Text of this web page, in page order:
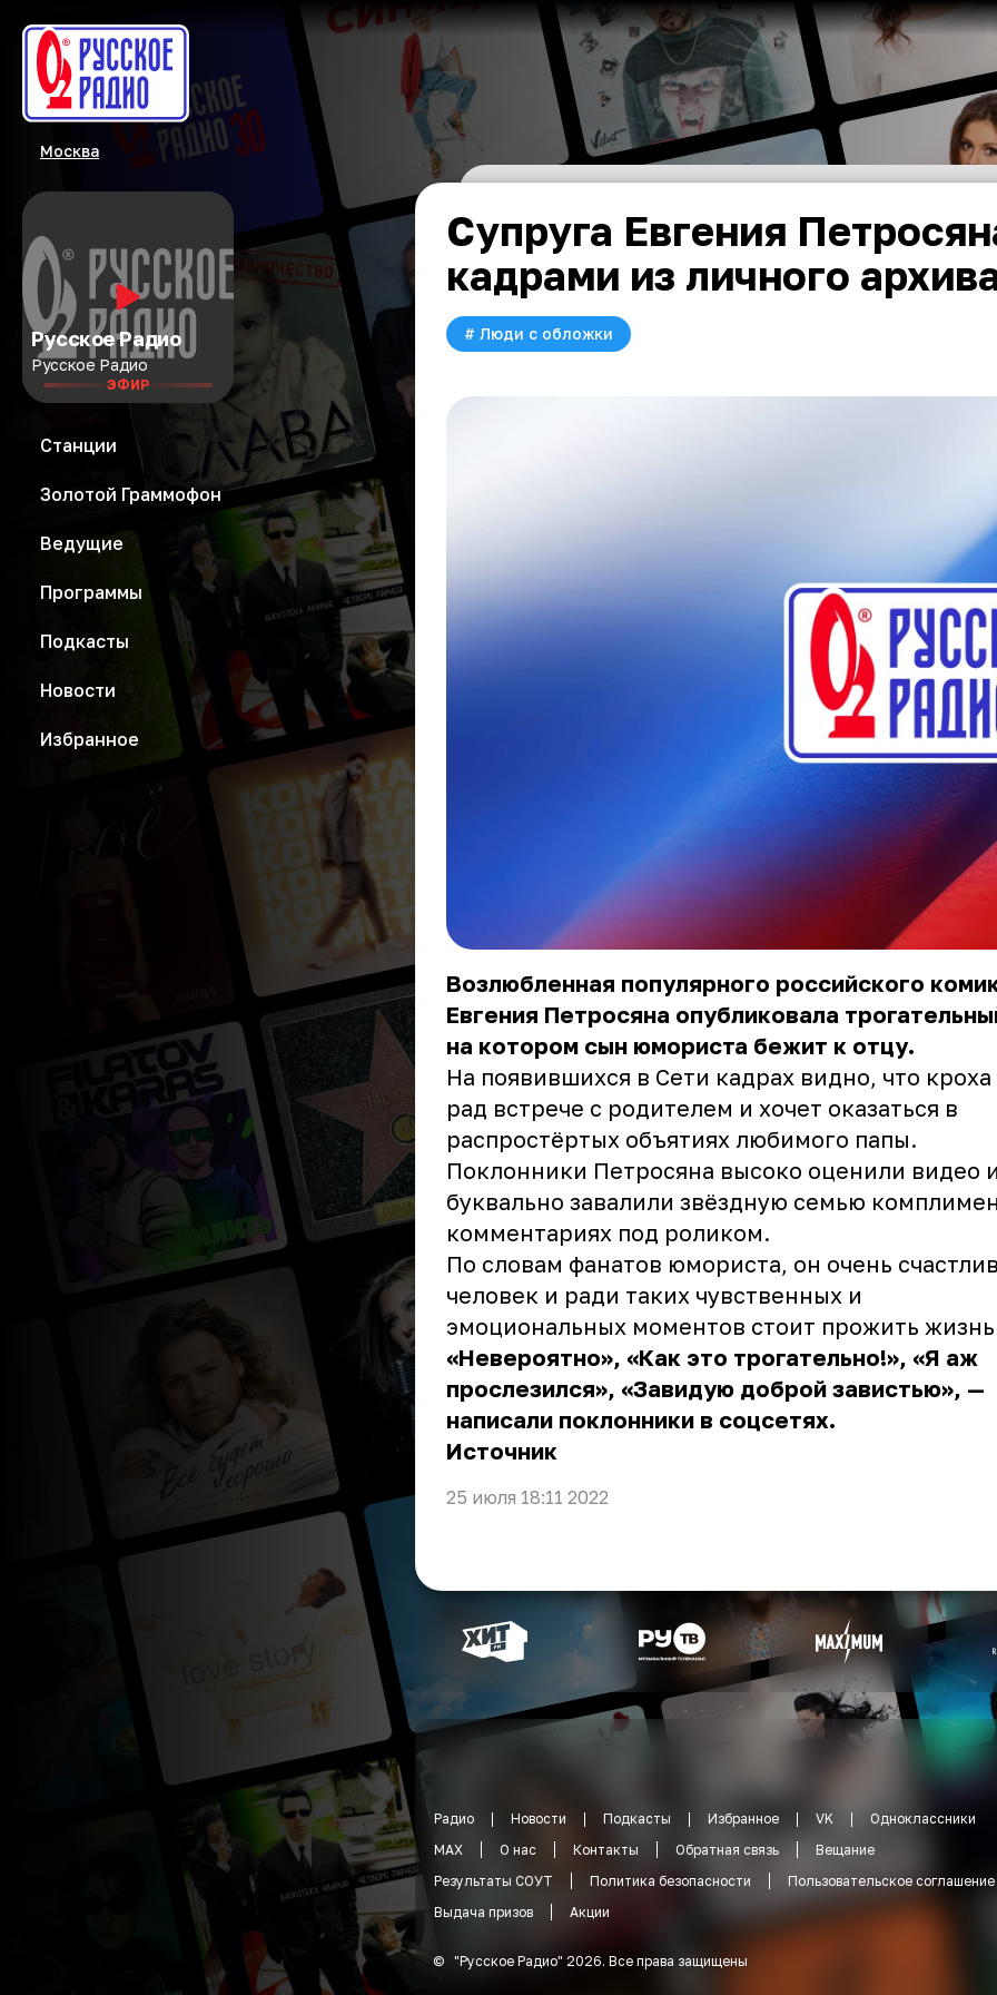
Москва
Русское Радио
Русское Радио
ЭФИР
Станции
Золотой Граммофон
Ведущие
Программы
Подкасты
Новости
Избранное
Супруга Евгения
кадрами из личного
# Люди с обложки
Возлюбленная популярного российского
Евгения Петросяна опубликовала
на котором сын юмориста бежит к отцу.
На появившихся в Сети кадрах видно, что кроха
рад встрече с родителем и хочет оказаться в
распростёртых объятиях любимого папы.
Поклонники Петросяна высоко оценили видео
буквально завалили звёздную семью
комментариях под роликом.
По словам фанатов юмориста, он очень
человек и ради таких чувственных и
эмоциональных моментов стоит прожить
«Невероятно», «Как это трогательно!», «Я аж
прослезился», «Завидую доброй завистью», —
написали поклонники в соцсетях.
Источник
25 июля 18:11 2022
Радио Новости Подкасты Избранное VK
Одноклассники
MAX
О нас Контакты Обратная связь
Вещание
Результаты СОУТ
Политика безопасности
Пользовательское соглашение
Выдача призов
Акции
© "Русское Радио" 2026. Все права защищены